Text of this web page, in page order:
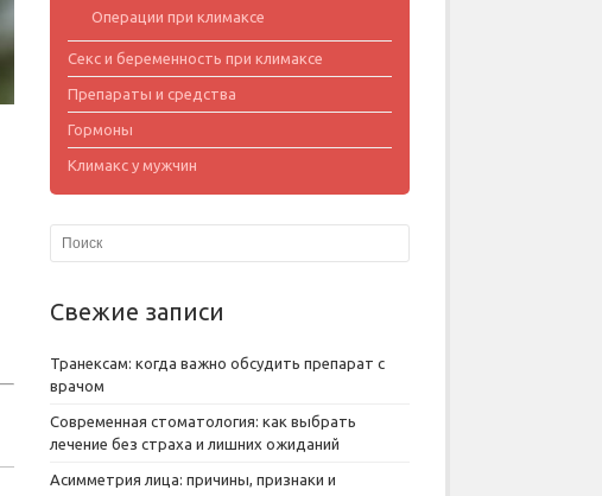
Операции при климаксе
Секс и беременность при климаксе
Препараты и средства
Гормоны
Климакс у мужчин
Свежие записи
Транексам: когда важно обсудить препарат с
врачом
Современная стоматология: как выбрать
лечение без страха и лишних ожиданий
Асимметрия лица: причины, признаки и